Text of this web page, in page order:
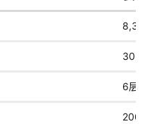
306
6层
2005